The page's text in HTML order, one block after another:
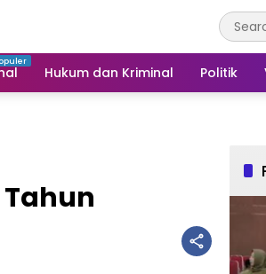
Hukum dan Kriminal Politik